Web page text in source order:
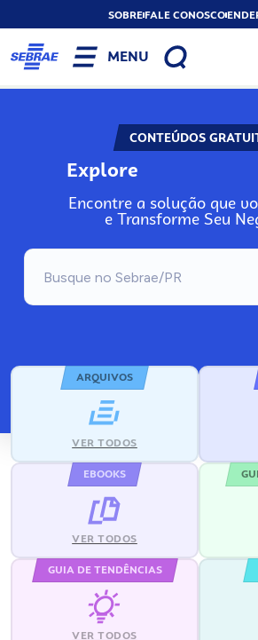
SOBREFALE CONOSCO
MENU
CONTEÚDOS
Explore
Encontre a solução que
e Transforme Seu
ARQUIVOS
VER TODOS
EBOOKS
VER TODOS
GUIA DE TENDÊNCIAS
VER TODOS